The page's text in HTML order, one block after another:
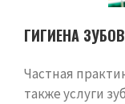
ГИГИЕНА ЗУБОВ
Частная
также услуги